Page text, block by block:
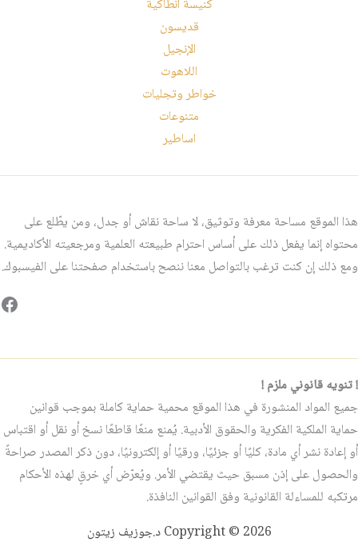
كنيسة انطاكية
قديسون
الإنجيل
اللاهوت
خواطر وتجليات
متنوعات
اساطير
هذا الموقع مساحة معرفة وتوثيق، لا ساحة نقاش أو جدل، ومن يطّلع على
محتواه إنما يفعل ذلك على أساس احترام طبيعته العلمية ومرجعيته الأكاديمية.
ومع ذلك إن كنت ترغب بالتواصل معنا ننصح باستخدام صفحتنا على الفيسبوك.
! تنويه قانوني ملزم !
جميع المواد المنشورة في هذا الموقع محمية حماية كاملة بموجب قوانين
حماية الملكية الفكرية والحقوق الأدبية. يُمنع منعًا قاطعًا نسخ أو نقل أو اقتباس
أو إعادة نشر أي مادة، كليًا أو جزئيًا، ورقيًا أو إلكترونيًا، دون ذكر المصدر صراحةً
والحصول على إذن مسبق حيث يقتضي الأمر. ويُعرّض أي خرقٍ لهذه الأحكام
مرتكبه للمساءلة القانونية وفق القوانين النافذة.
Copyright © 2026 د.جوزيف زيتون